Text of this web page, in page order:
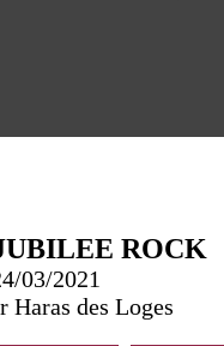
ROCK
03/2021
Haras des Loges